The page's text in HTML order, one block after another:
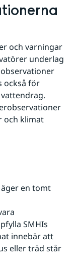
och varningar
underlag
också för
och klimat
en tomt
SMHIs
innebär att
eller träd står